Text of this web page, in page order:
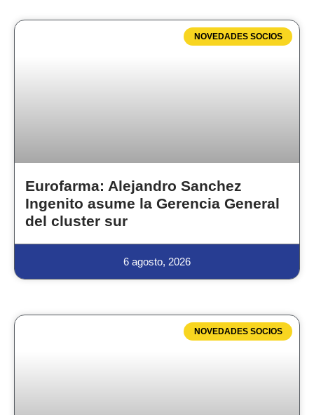
NOVEDADES SOCIOS
Eurofarma: Alejandro Sanchez
Ingenito asume la Gerencia General
del cluster sur
6 agosto, 2026
NOVEDADES SOCIOS